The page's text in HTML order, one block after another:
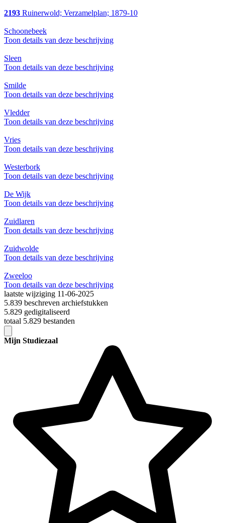
2193 Ruinerwold; Verzamelplan; 1879-10
Schoonebeek
Toon details van deze beschrijving
Sleen
Toon details van deze beschrijving
Smilde
Toon details van deze beschrijving
Vledder
Toon details van deze beschrijving
Vries
Toon details van deze beschrijving
Westerbork
Toon details van deze beschrijving
De Wijk
Toon details van deze beschrijving
Zuidlaren
Toon details van deze beschrijving
Zuidwolde
Toon details van deze beschrijving
Zweeloo
Toon details van deze beschrijving
laatste wijziging 11-06-2025
5.839 beschreven archiefstukken
5.829 gedigitaliseerd
totaal 5.829 bestanden
Mijn Studiezaal